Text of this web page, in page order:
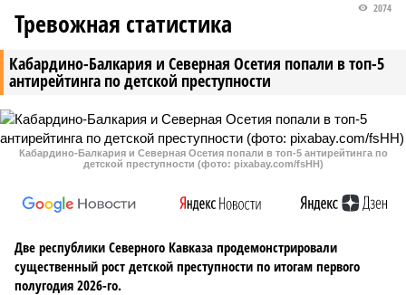
Кабардино-Балкария и Северная Осетия попали в топ-5
антирейтинга по детской преступности
2074
Тревожная статистика
Кабардино-Балкария и Северная Осетия попали в топ-5 антирейтинга по
детской преступности (фото: pixabay.com/fsHH)
Две республики Северного Кавказа продемонстрировали
существенный рост детской преступности по итогам первого
полугодия 2026-го.